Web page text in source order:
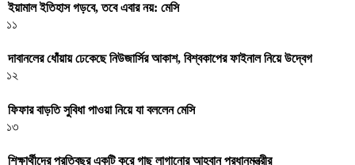
ইয়ামাল ইতিহাস গড়বে, তবে এবার নয়: মেসি
১১
দাবানলের ধোঁয়ায় ঢেকেছে নিউজার্সির আকাশ, বিশ্বকাপের ফাইনাল নিয়ে উদ্বেগ
১২
ফিফার বাড়তি সুবিধা পাওয়া নিয়ে যা বললেন মেসি
১৩
শিক্ষার্থীদের প্রতিবছর একটি করে গাছ লাগানোর আহ্বান প্রধানমন্ত্রীর